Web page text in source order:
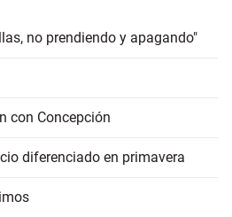
no prendiendo y apagando"
con Concepción
diferenciado en primavera